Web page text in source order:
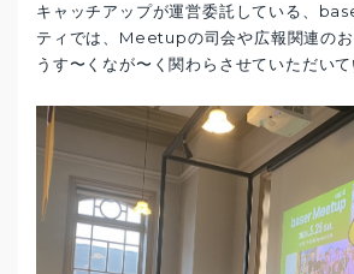
キャッチアップが運営委託している、
ティでは、Meetupの司会や広報関連のお
うす〜くなが〜く関わらさせていただいて